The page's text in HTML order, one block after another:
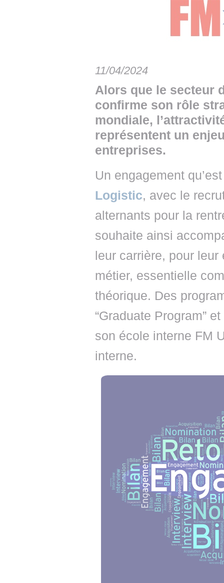
•
•
11/04/2024
Alors que le secteur
confirme son rôle
mondiale,
représentent un
entreprises.
Un engagement
Logistic, avec le
alternants pour la
souhaite ainsi
leur carrière, pour
métier, essentielle
théorique. Des
“Graduate Program”
son école interne FM
interne.